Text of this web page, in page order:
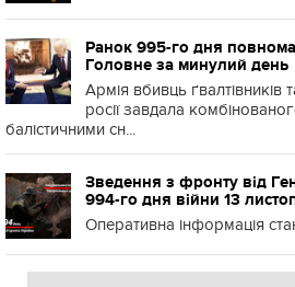
Ранок 995-го дня
Головне за минулий день
Армія вбивць ґвалтівників
росії завдала
балістичними сн...
Зведення з фронту від
994-го дня війни 13
Оперативна інформація